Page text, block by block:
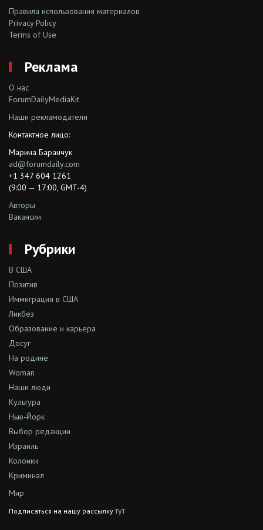
Правила использования материалов
Privacy Policy
Terms of Use
Реклама
О нас
ForumDailyMediaKit
Наши рекламодатели
Контактное лицо:
Марина Баранчук
ad@forumdaily.com
+1 347 604 1261
(9:00 — 17:00, GMT-4)
Авторы
Вакансии
Рубрики
В США
Позитив
Иммиграция в США
Ликбез
Образование и карьера
Досуг
На родине
Woman
Наши люди
Культура
Нью-Йорк
Выбор редакции
Израиль
Колонки
Криминал
Мир
Подписаться на нашу рассылкутут